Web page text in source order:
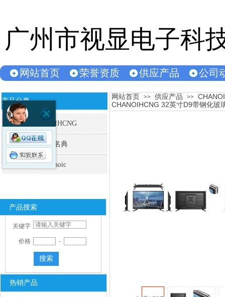
广州市视显电子科
网站首页 荣誉资质 供应产品 公司
双击此处添加文字
产品分类
网站首页 >> 供应产品 >>
CHANOIHCNG 32英寸D9带钢化玻
CHANOIHCNG
王牌名典
Paricsoic
产品搜索
关键字
价格 -
搜索
双击此处添加文字
热销产品
WANGPAI 50寸Q9款曲面钢化
铝合金防爆超薄液晶电视（网